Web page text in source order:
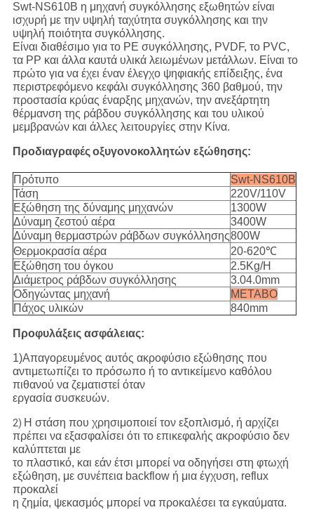
Swt-NS610B η μηχανή συγκόλλησης εξωθητών είναι
ισχυρή με την υψηλή ταχύτητα συγκόλλησης και την
υψηλή ποιότητα συγκόλλησης.
Είναι διαθέσιμο για το PE συγκόλλησης, PVDF, το PVC,
τα PP και άλλα καυτά υλικά λειωμένων μετάλλων. Είναι το
πρώτο για να έχει έναν έλεγχο ψηφιακής επίδειξης, ένα
περιστρεφόμενο κεφάλι συγκόλλησης 360 βαθμού, την
προστασία κρύας έναρξης μηχανών, την ανεξάρτητη
θέρμανση της ράβδου συγκόλλησης και του υλικού
μεμβρανών και άλλες λειτουργίες στην Κίνα.
Προδιαγραφέςοξυγονοκολλητών εξώθησης:
Πρότυπο
Swt-NS610B
Τάση
220V/110V
Εξώθηση της δύναμης μηχανών
1300W
Δύναμη ζεστού αέρα
3400W
Δύναμη θερμαστρών ράβδων συγκόλλησης800W
Θερμοκρασία αέρα
20-620℃
Εξώθηση του όγκου
2.5Kg/H
Διάμετρος ράβδων συγκόλλησης
3.04.0mm
Οδηγώντας μηχανή
METABO
Πάχος υλικών
840mm
Προφυλάξεις ασφάλειας:
1)Απαγορευμένος αυτός ακροφύσιο εξώθησης που
αντιμετωπίζει το πρόσωπο ή το αντικείμενο καθόλου
πιθανού να ζεματιστεί όταν
εργασία συσκευών.
2) Η στάση που χρησιμοποιεί τον εξοπλισμό, ή αρχίζει
πρέπει να εξασφαλίσει ότι το επικεφαλής ακροφύσιο δεν
καλύπτεται με
το πλαστικό, και εάν έτσι μπορεί να οδηγήσει στη φτωχή
εξώθηση, με συνέπεια backflow ή μια έγχυση, reflux
προκαλεί
η ζημία, ψεκασμός μπορεί να προκαλέσει τα εγκαύματα.